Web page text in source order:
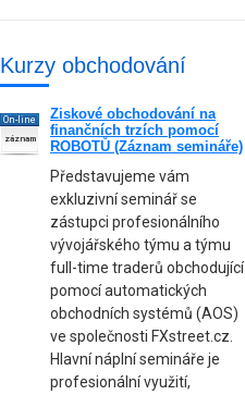
Kurzy obchodování
On-line
záznam
Ziskové obchodování na
finančních trzích pomocí
ROBOTŮ (Záznam semináře)
Představujeme vám
exkluzivní seminář se
zástupci profesionálního
vývojářského týmu a týmu
full-time traderů obchodující
pomocí automatických
obchodních systémů (AOS)
ve společnosti FXstreet.cz.
Hlavní náplní semináře je
profesionální využití,